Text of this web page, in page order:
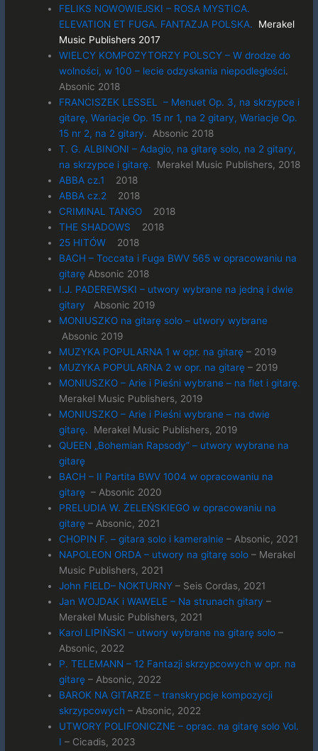
FELIKS NOWOWIEJSKI – ROSA MYSTICA.
ELEVATION ET FUGA. FANTAZJA POLSKA.
Merakel
Music Publishers 2017
WIELCY KOMPOZYTORZY POLSCY – W drodze do
wolności, w 100 – lecie odzyskania niepodległości.
Absonic 2018
FRANCISZEK LESSEL – Menuet Op. 3, na skrzypce i
gitarę, Wariacje Op. 15 nr 1, na 2 gitary, Wariacje Op.
15 nr 2, na 2 gitary. Absonic 2018
T. G. ALBINONI – Adagio, na gitarę solo, na 2 gitary,
na skrzypce i gitarę.
Merakel Music Publishers, 2018
ABBA cz.1 2018
ABBA cz.2 2018
CRIMINAL TANGO2018
THE SHADOWS 2018
25 HITÓW2018
BACH – Toccata i Fuga BWV 565 w opracowaniu na
gitaręAbsonic 2018
I.J. PADEREWSKI – utwory wybrane na jedną i dwie
gitary Absonic 2019
MONIUSZKO na gitarę solo – utwory wybrane
Absonic 2019
MUZYKA POPULARNA 1 w opr. na gitarę– 2019
MUZYKA POPULARNA 2 w opr. na gitarę– 2019
MONIUSZKO – Arie i Pieśni wybrane – na flet i gitarę.
Merakel Music Publishers, 2019
MONIUSZKO – Arie i Pieśni wybrane – na dwie
gitarę. Merakel Music Publishers, 2019
QUEEN „Bohemian Rapsody” – utwory wybrane na
gitarę
BACH – II Partita BWV 1004 w opracowaniu na
gitarę– Absonic 2020
PRELUDIA W. ŻELEŃSKIEGO w opracowaniu na
gitarę– Absonic, 2021
CHOPIN F. – gitara solo i kameralnie – Absonic, 2021
NAPOLEON ORDA – utwory na gitarę solo– Merakel
Music Publishers, 2021
John FIELD– NOKTURNY– Seis Cordas, 2021
Jan WOJDAK i WAWELE – Na strunach gitary –
Merakel Music Publishers, 2021
Karol LIPIŃSKI – utwory wybrane na gitarę solo–
Absonic, 2022
P. TELEMANN – 12 Fantazji skrzypcowych w opr. na
gitarę– Absonic, 2022
BAROK NA GITARZE – transkrypcje kompozycji
skrzypcowych – Absonic, 2022
UTWORY POLIFONICZNE – oprac. na gitarę solo Vol.
I – Cicadis, 2023